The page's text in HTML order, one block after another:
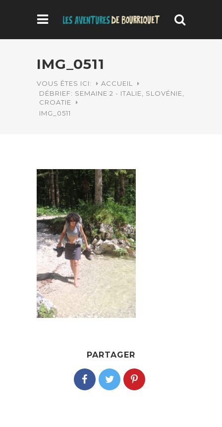
IMG_0511
VOUS ÊTES ICI:
ACCUEIL
DÉBRIEF: SEMAINE 2 - ITALIE, SLOVÉNIE,
CROATIE
IMG_0511
PARTAGER